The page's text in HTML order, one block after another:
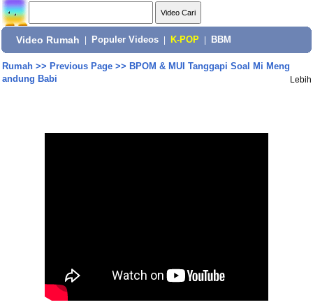
Video Rumah Populer Videos K-POP BBM
Rumah>> Previous Page>> BPOM & MUI Tanggapi Soal Mi Meng
andung Babi
Lebih